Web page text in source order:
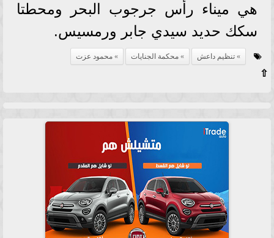
هي ميناء رأس جرجوب البحر ومحطتا
سكك حديد سيدي جابر ورمسيس.
تنظيم داعش محكمة الجنايات محمود عزت
⇧